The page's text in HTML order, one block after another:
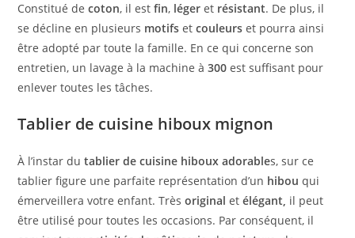
Constitué decoton, il estfin, légeret résistant. De plus, il
se décline en plusieurs motifs etcouleurs et pourra ainsi
être adopté par toute la famille. En ce qui concerne son
entretien, un lavage à la machine à300est suffisant pour
enlever toutes les tâches.
Tablier de cuisine hiboux mignon
À l’instar dutablier de cuisine hiboux adorables, sur ce
tablier figure une parfaite représentation d’un hibou qui
émerveillera votre enfant. Trèsoriginaletélégant, il peut
être utilisé pour toutes les occasions. Par conséquent, il